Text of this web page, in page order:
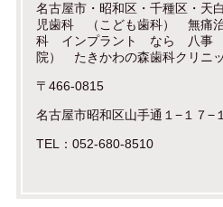
名古屋市・昭和区・千種区・
児歯科 （こども歯科） 無痛
科 インプラント なら 八事
院） たきかわの森歯科クリニ
〒466-0815
名古屋市昭和区山手通１−１７−
TEL：052-680-8510